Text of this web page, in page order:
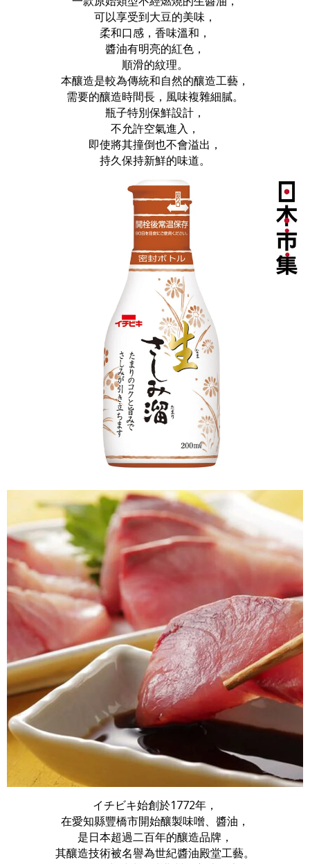
可以享受到大豆的美味，
柔和口感，香味溫和，
醬油有明亮的紅色，
順滑的紋理。
本釀造是較為傳統和自然的釀造工藝，
需要的釀造時間長，風味複雜細膩。
瓶子特別保鮮設計，
不允許空氣進入，
即使將其撞倒也不會溢出，
持久保持新鮮的味道。
イチビキ始創於1772年，
在愛知縣豐橋市開始釀製味噌、醬油，
是日本超過二百年的釀造品牌，
其釀造技術被名譽為世紀醬油殿堂工藝。